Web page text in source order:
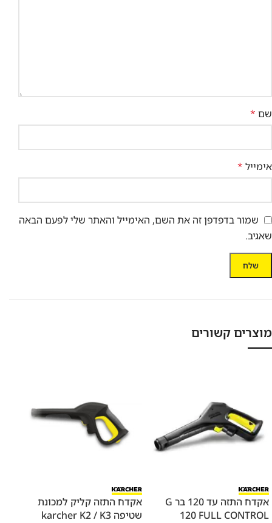
שם *
אימייל *
שמור בדפדפן זה את השם, האימייל והאתר שלי לפעם הבאה
שאגיב.
מוצרים קשורים
אקדח התזה עד 120 בר G
120 FULL CONTROL
אקדח התזה קליק למכונת
שטיפה karcher K2 / K3